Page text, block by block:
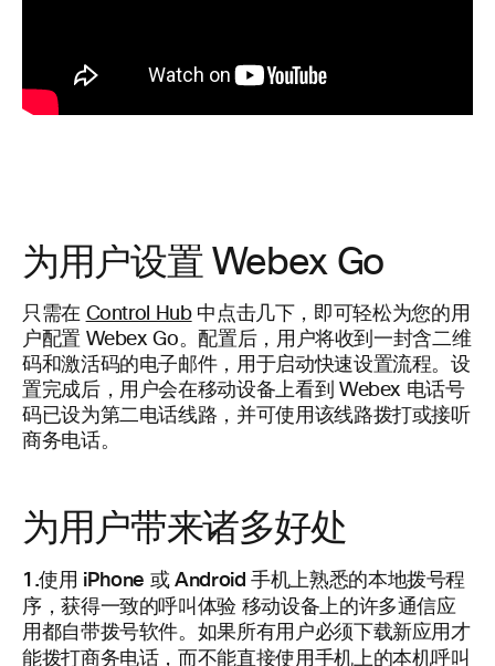
为用户设置 Webex Go
只需在 Control Hub中点击几下，即可轻松为您的用
户配置 Webex Go。配置后，用户将收到一封含二维
码和激活码的电子邮件，用于启动快速设置流程。设
置完成后，用户会在移动设备上看到 Webex 电话号
码已设为第二电话线路，并可使用该线路拨打或接听
商务电话。
为用户带来诸多好处
1.使用 iPhone 或 Android 手机上熟悉的本地拨号程
序，获得一致的呼叫体验 移动设备上的许多通信应
用都自带拨号软件。如果所有用户必须下载新应用才
能拨打商务电话，而不能直接使用手机上的本机呼叫